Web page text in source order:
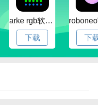
版上插入任何形式的
arke rgb软件下载v20.0 安卓版
下载 下